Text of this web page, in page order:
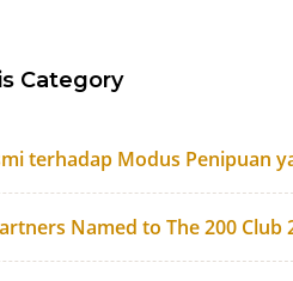
Category
terhadap Modus Penipuan
Named to The 200